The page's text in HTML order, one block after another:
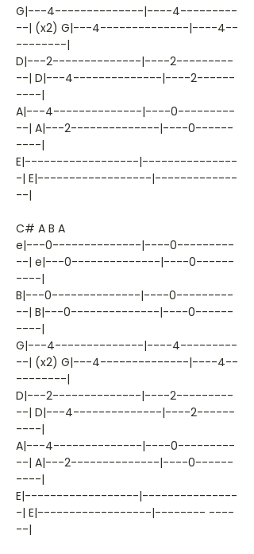
G|---4--------------|----4---------
--| (x2) G|---4--------------|----4--
--------|
D|---2--------------|----2---------
--| D|---4--------------|----2------
----|
A|---4--------------|----0---------
--| A|---2--------------|----0------
----|
E|------------------|---------------
-| E|------------------|-------------
--|
C# A B A
e|---0--------------|----0---------
--| e|---0--------------|----0------
----|
B|---0--------------|----0---------
--| B|---0--------------|----0------
----|
G|---4--------------|----4---------
--| (x2) G|---4--------------|----4--
--------|
D|---2--------------|----2---------
--| D|---4--------------|----2------
----|
A|---4--------------|----0---------
--| A|---2--------------|----0------
----|
E|------------------|---------------
-| E|------------------|-------- ----
--|